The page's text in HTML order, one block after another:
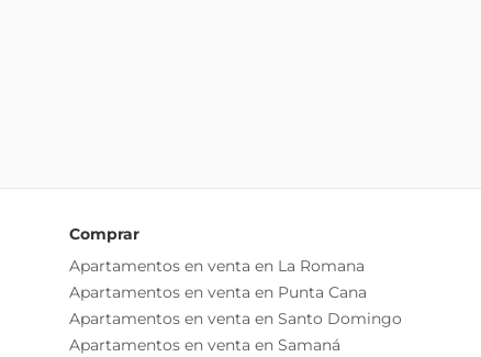
Comprar
Apartamentos en venta en La Romana
Apartamentos en venta en Punta Cana
Apartamentos en venta en Santo Domingo
Apartamentos en venta en Samaná